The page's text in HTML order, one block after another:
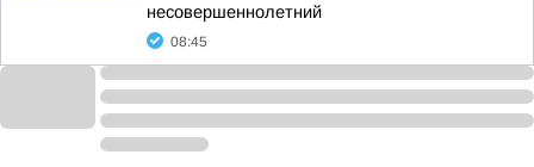
несовершеннолетний
08:45